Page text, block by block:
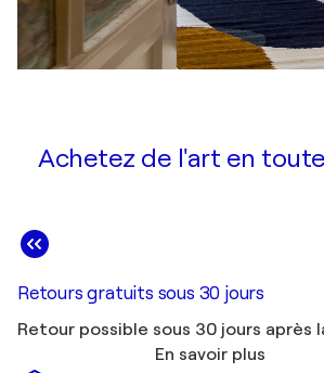
Achetez de l'art en
Retours gratuits sous 30 jours
Retour possible sous 30 jours après
En savoir plus